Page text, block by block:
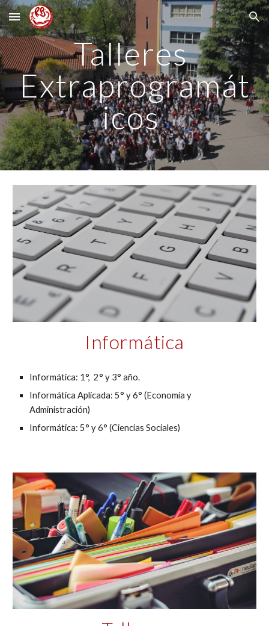
Skip to main content Skip to navigation
Talleres
Extraprogramát
icos
Informática
Informática: 1°,  2° y 3° año.
Informática Aplicada: 5° y 6° (Economía y
Administración)
Informática: 5° y 6° (Ciencias Sociales)